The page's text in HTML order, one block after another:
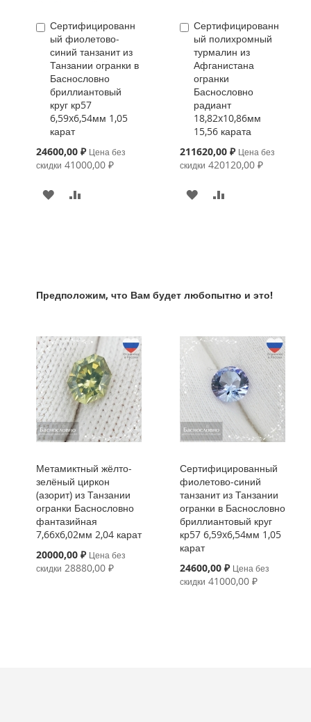
Сертифицированн
ый фиолетово-
синий танзанит из
Танзании огранки в
Баснословно
бриллиантовый
круг кр57
6,59x6,54мм 1,05
карат
Special
24600,00 ₽ Цена без
скидки 41000,00 ₽
Купить
В
Сертифицированн
ый полихромный
турмалин из
Афганистана
огранки
Баснословно
радиант
18,82x10,86мм
15,56 карата
Special
211620,00 ₽ Цена без
скидки 420120,00 ₽
Купить
В
Предположим, что Вам будет любопытно и это!
Метамиктный жёлто-
зелёный циркон
(азорит) из Танзании
огранки Баснословно
фантазийная
7,66x6,02мм 2,04 карат
Special
20000,00 ₽ Цена без
скидки 28880,00 ₽
Сертифицированный
фиолетово-синий
танзанит из Танзании
огранки в Баснословно
бриллиантовый круг
кр57 6,59x6,54мм 1,05
карат
Special
24600,00 ₽ Цена без
скидки 41000,00 ₽